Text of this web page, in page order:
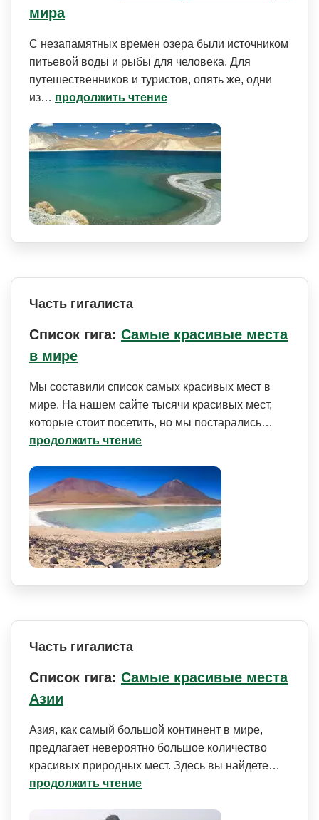
мира
С незапамятных времен озера были источником
питьевой воды и рыбы для человека. Для
путешественников и туристов, опять же, одни
из… продолжить чтение
Часть гигалиста
Список гига: Самые красивые места
в мире
Мы составили список самых красивых мест в
мире. На нашем сайте тысячи красивых мест,
которые стоит посетить, но мы постарались…
продолжить чтение
Часть гигалиста
Список гига: Самые красивые места
Азии
Азия, как самый большой континент в мире,
предлагает невероятно большое количество
красивых природных мест. Здесь вы найдете…
продолжить чтение